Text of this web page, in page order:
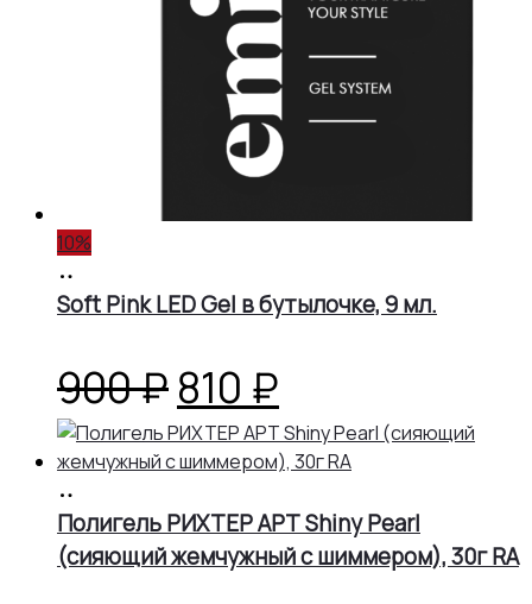
10%
корзину
Soft Pink LED Gel в бутылочке, 9 мл.
900₽Первоначальная
цена
составляла
900 ₽.
810 ₽
цена:
810 ₽.
корзину
Полигель РИХТЕР АРТ Shiny Pearl
(сияющий жемчужный с шиммером), 30г RA